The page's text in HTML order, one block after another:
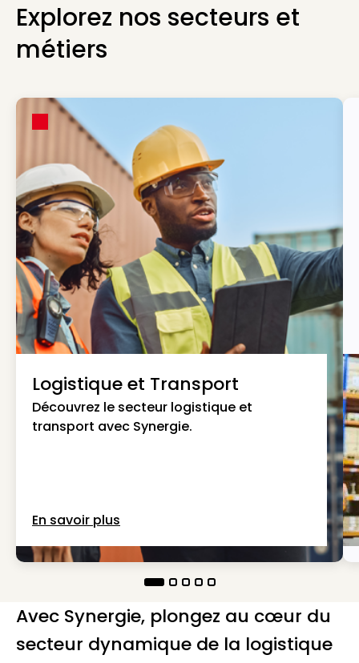
Explorez nos secteurs et
métiers
Logistique et Transport
Découvrez le secteur logistique et
transport avec Synergie.
En savoir plus
Avec Synergie, plongez au cœur du
secteur dynamique de la logistique